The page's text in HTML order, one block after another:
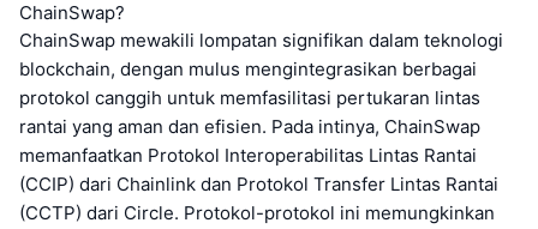
ChainSwap?
ChainSwap mewakili lompatan signifikan dalam teknologi
blockchain, dengan mulus mengintegrasikan berbagai
protokol canggih untuk memfasilitasi pertukaran lintas
rantai yang aman dan efisien. Pada intinya, ChainSwap
memanfaatkan Protokol Interoperabilitas Lintas Rantai
(CCIP) dari Chainlink dan Protokol Transfer Lintas Rantai
(CCTP) dari Circle. Protokol-protokol ini memungkinkan